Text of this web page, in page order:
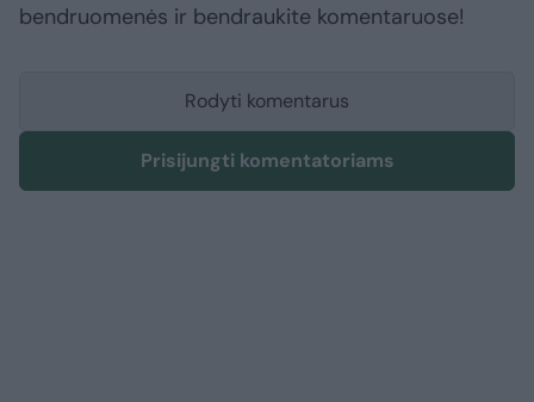
bendruomenės ir bendraukite komentaruose!
Rodyti komentarus
Prisijungti komentatoriams